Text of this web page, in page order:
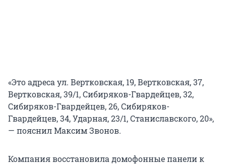
«Это адреса ул. Вертковская, 19, Вертковская, 37,
Вертковская, 39/1, Сибиряков-Гвардейцев, 32,
Сибиряков-Гвардейцев, 26, Сибиряков-
Гвардейцев, 34, Ударная, 23/1, Станиславского, 20»,
— пояснил Максим Звонов.
Компания восстановила домофонные панели к